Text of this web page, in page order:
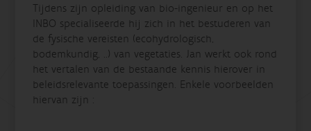
Tijdens zijn opleiding van bio-ingenieur en op het
INBO specialiseerde hij zich in het bestuderen van
de fysische vereisten (ecohydrologisch,
bodemkundig, ..) van vegetaties. Jan werkt ook rond
het vertalen van de bestaande kennis hierover in
beleidsrelevante toepassingen. Enkele voorbeelden
hiervan zijn :